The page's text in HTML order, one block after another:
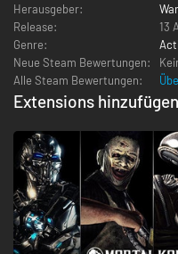
Herausgeber:
Release:
13
Genre:
Neue Steam Bewertungen:
Alle Steam Bewertungen:
Extensions hinzufügen